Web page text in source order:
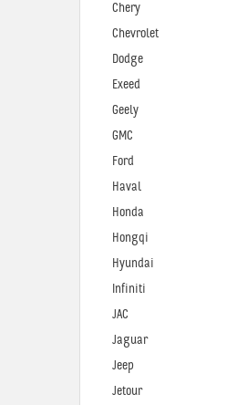
Chery
Chevrolet
Dodge
Exeed
Geely
GMC
Ford
Haval
Honda
Hongqi
Hyundai
Infiniti
JAC
Jaguar
Jeep
Jetour